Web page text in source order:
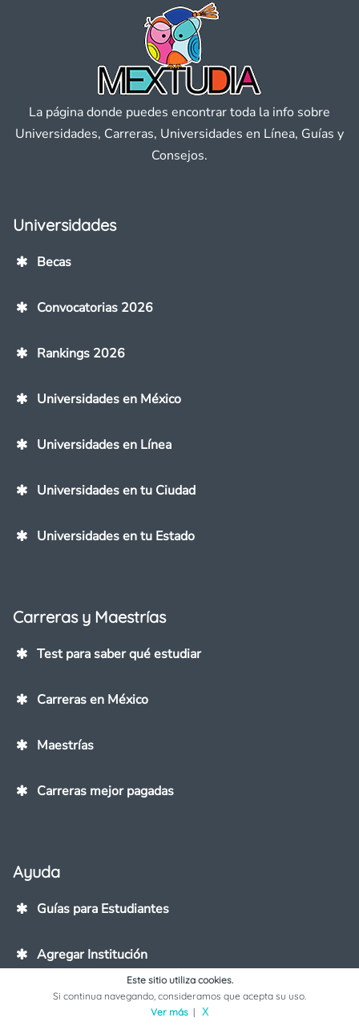
La página donde puedes encontrar toda la info sobre
Universidades, Carreras, Universidades en Línea, Guías y
Consejos.
Universidades
Becas
Convocatorias 2026
Rankings 2026
Universidades en México
Universidades en Línea
Universidades en tu Ciudad
Universidades en tu Estado
Carreras y Maestrías
Test para saber qué estudiar
Carreras en México
Maestrías
Carreras mejor pagadas
Ayuda
Guías para Estudiantes
Agregar Institución
Contáctanos
Este sitio utiliza cookies.
Si continua navegando, consideramos que acepta su uso.
Ver más| X